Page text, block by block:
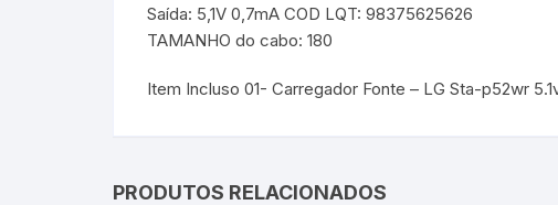
Saída: 5,1V 0,7mA COD LQT: 98375625626
TAMANHO do cabo: 180
Item Incluso 01- Carregador Fonte – LG Sta-p52wr
PRODUTOS RELACIONADOS